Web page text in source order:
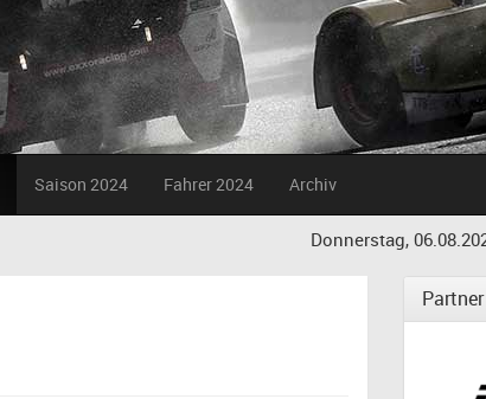
Saison 2024 Fahrer 2024 Archiv
Donnerstag,
Partner